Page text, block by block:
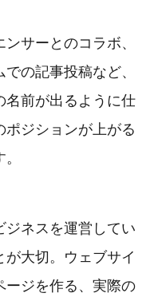
サーとのコラボ、
の記事投稿など、
名前が出るように仕
ジションが上がる
ジネスを運営してい
大切。ウェブサイ
ージを作る、実際の